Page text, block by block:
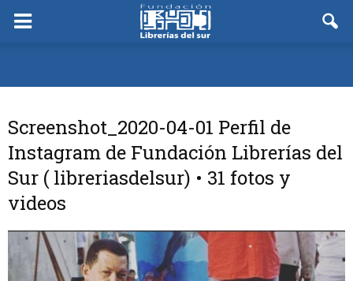
Screenshot_2020-04-01 Perfil de
Instagram de Fundación Librerías del
Sur ( libreriasdelsur) • 31 fotos y
videos